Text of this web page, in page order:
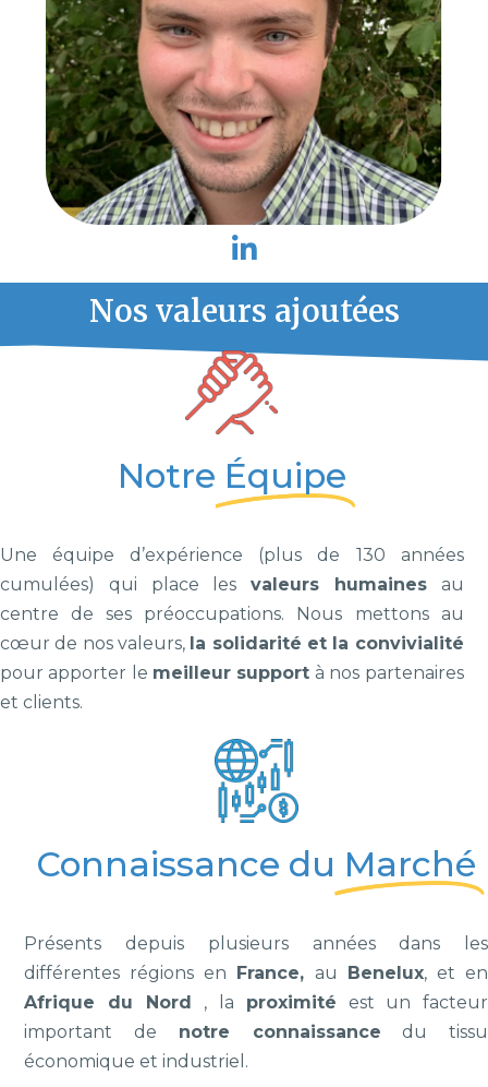
Nos valeurs ajoutées
Notre Équipe
Une équipe d’expérience (plus de 130 années
cumulées) qui place lesvaleurs humainesau
centre de ses préoccupations. Nous mettons au
cœur de nos valeurs, la solidarité et la convivialité
pour apporter le meilleur support à nos partenaires
et clients.
Connaissance du Marché
Présents depuis plusieurs années dans les
différentes régions en France,au Benelux, et en
Afrique du Nord , la proximité est un facteur
important de notre connaissance du tissu
économique et industriel.